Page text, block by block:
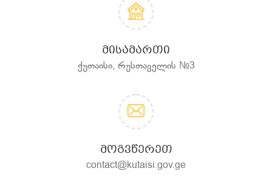
ᲛᲘᲡᲐᲛᲐᲠᲗᲘ
ქუთაისი, რუსთაველის №3
ᲛᲝᲒᲕᲬᲔᲠᲔᲗ
contact@kutaisi.gov.ge